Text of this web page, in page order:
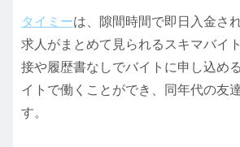
タイミーは、隙間時間で即日入金さ
求人がまとめて見られるスキマバイ
接や履歴書なしでバイトに申し込め
イトで働くことができ、同年代の友
す。